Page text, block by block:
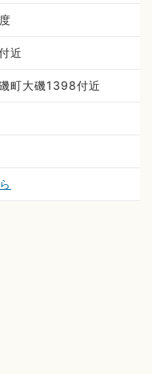
近
町大磯1398付近